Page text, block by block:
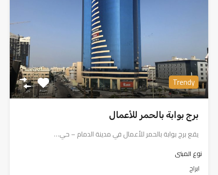
Trendy
برج بوابة بالحمر للأعمال
يقع برج بوابة بالحمر للأعمال في مدينة الدمام – حي…
نوع المبنى
ابراج